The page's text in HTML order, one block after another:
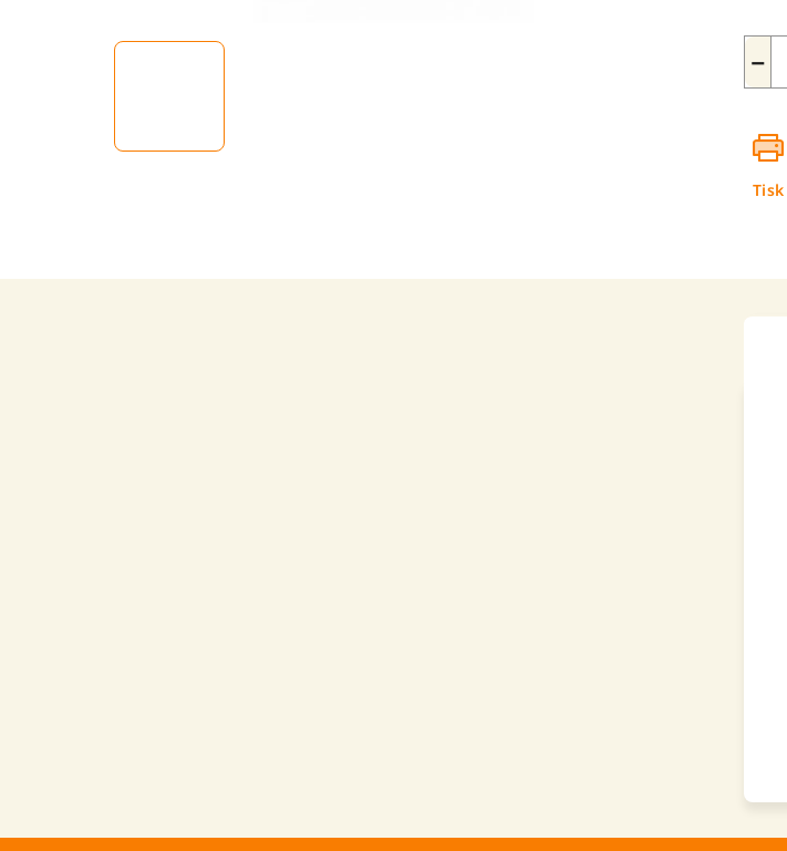
−
Tisk